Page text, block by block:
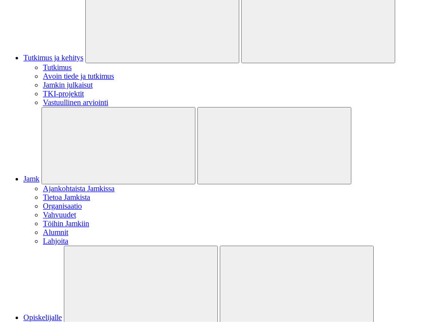
Tutkimus ja kehitys
Tutkimus
Avoin tiede ja tutkimus
Jamkin julkaisut
TKI-projektit
Vastuullinen arviointi
Jamk
Ajankohtaista Jamkissa
Tietoa Jamkista
Organisaatio
Vahvuudet
Töihin Jamkiin
Alumnit
Lahjoita
Opiskelijalle